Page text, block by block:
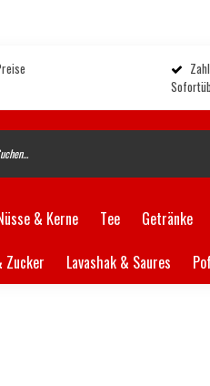
& Kerne Tee Getränke
Zucker Lavashak & Saures